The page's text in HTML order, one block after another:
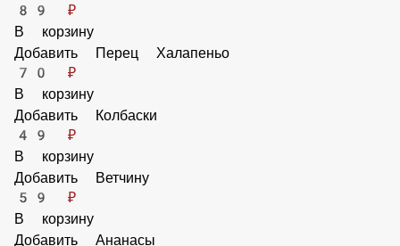
Кисло-сладкий соус 25мл Heinz
42 ₽
В корзину
Барбекю соус 25мл Heinz
42 ₽
В корзину
Добавить Пепперони
89 ₽
В корзину